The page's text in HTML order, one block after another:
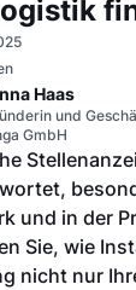
Haas
und
GmbH
und in der
Sie, wie
nicht nur